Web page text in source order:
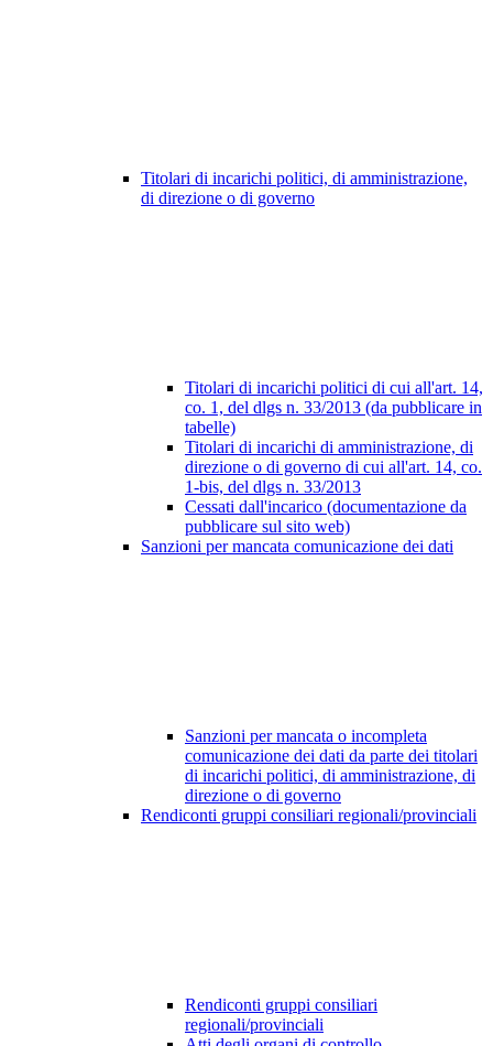
Titolari di incarichi politici, di amministrazione,
di direzione o di governo
Titolari di incarichi politici di cui all'art. 14,
co. 1, del dlgs n. 33/2013 (da pubblicare in
tabelle)
Titolari di incarichi di amministrazione, di
direzione o di governo di cui all'art. 14, co.
1-bis, del dlgs n. 33/2013
Cessati dall'incarico (documentazione da
pubblicare sul sito web)
Sanzioni per mancata comunicazione dei dati
Sanzioni per mancata o incompleta
comunicazione dei dati da parte dei titolari
di incarichi politici, di amministrazione, di
direzione o di governo
Rendiconti gruppi consiliari regionali/provinciali
Rendiconti gruppi consiliari
regionali/provinciali